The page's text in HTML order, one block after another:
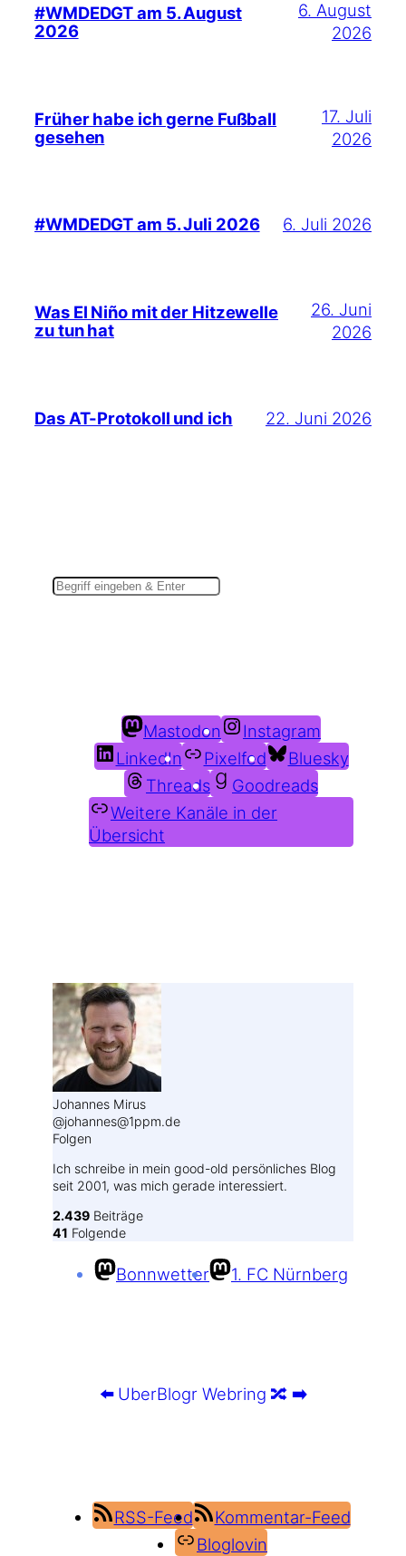
#WMDEDGT am 5. August
2026
6. August
2026
Früher habe ich gerne Fußball
gesehen
17. Juli
2026
#WMDEDGT am 5. Juli 2026 6. Juli 2026
Was El Niño mit der Hitzewelle
zu tun hat
26. Juni
2026
Das AT-Protokoll und ich 22. Juni 2026
Mastodon
Instagram
LinkedIn
Pixelfed
Bluesky
Threads
Goodreads
Weitere Kanäle in der
Übersicht
Johannes Mirus
@johannes@1ppm.de
Folgen
Ich schreibe in mein good-old persönliches Blog
seit 2001, was mich gerade interessiert.
2.439 Beiträge
41 Folgende
Bonnwetter 1. FC Nürnberg
⬅️ UberBlogr Webring 🔀 ➡️
RSS-Feed
Kommentar-Feed
Bloglovin